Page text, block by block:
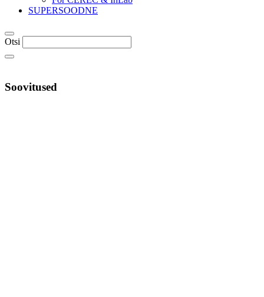
SUPERSOODNE
Otsi
Soovitused